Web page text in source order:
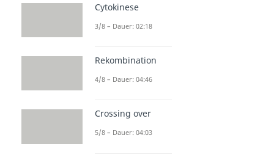
Cytokinese
3/8 – Dauer: 02:18
Rekombination
4/8 – Dauer: 04:46
Crossing over
5/8 – Dauer: 04:03